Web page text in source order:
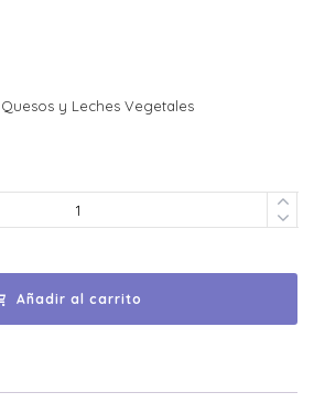
y Leches Vegetales
Añadir al carrito